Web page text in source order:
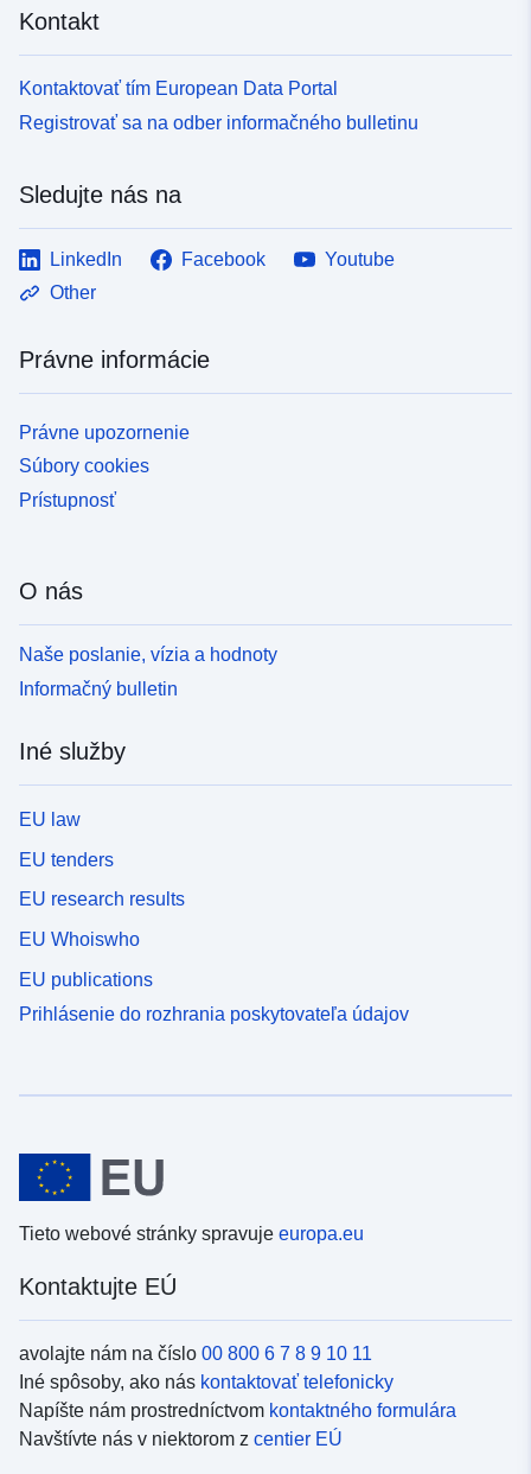
Kontakt
Kontaktovať tím European Data Portal
Registrovať sa na odber informačného bulletinu
Sledujte nás na
LinkedIn Facebook
Youtube
Other
Právne informácie
Právne upozornenie
Súbory cookies
Prístupnosť
O nás
Naše poslanie, vízia a hodnoty
Informačný bulletin
Iné služby
EU law
EU tenders
EU research results
EU Whoiswho
EU publications
Prihlásenie do rozhrania poskytovateľa údajov
Tieto webové stránky spravuje europa.eu
Kontaktujte EÚ
avolajte nám na číslo 00 800 6 7 8 9 10 11
Iné spôsoby, ako nás kontaktovať telefonicky
Napíšte nám prostredníctvom kontaktného formulára
Navštívte nás v niektorom z centier EÚ